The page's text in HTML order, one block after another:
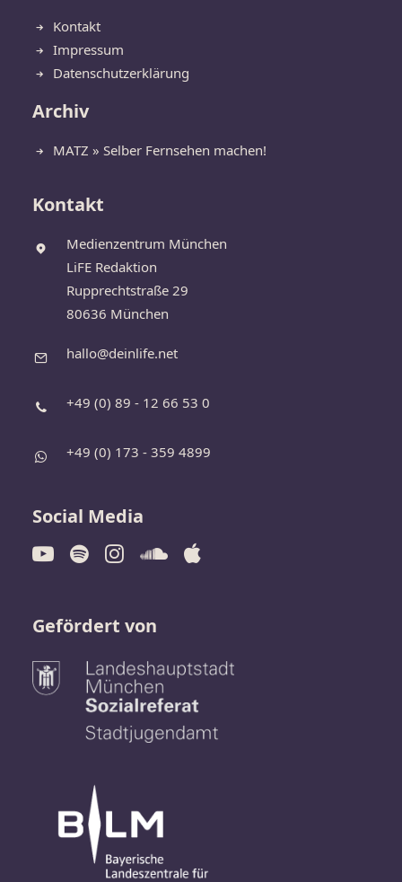
Kontakt
Impressum
Datenschutzerklärung
Archiv
MATZ » Selber Fernsehen machen!
Kontakt
Medienzentrum München
LiFE Redaktion
Rupprechtstraße 29
80636 München
hallo@deinlife.net
+49 (0) 89 - 12 66 53 0
+49 (0) 173 - 359 4899
Social Media
Gefördert von